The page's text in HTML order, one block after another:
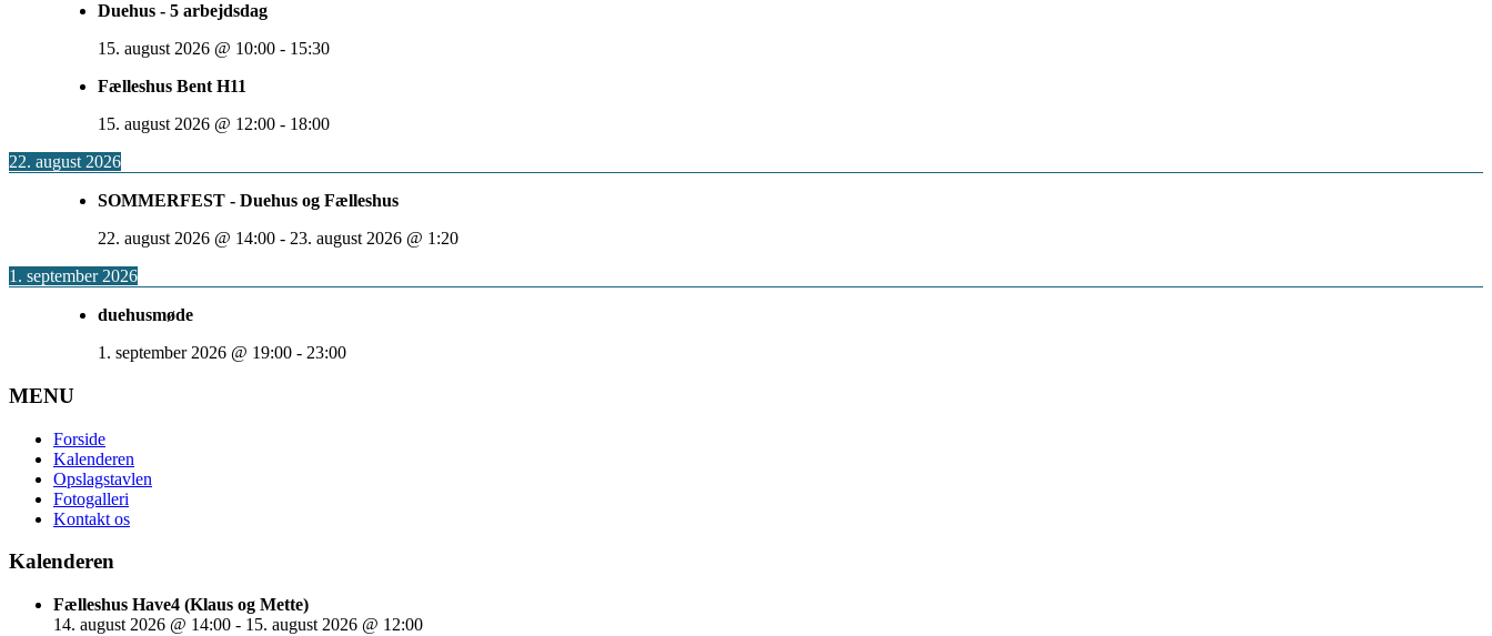
Duehus - 5 arbejdsdag
15. august 2026 @ 10:00 - 15:30
Fælleshus Bent H11
15. august 2026 @ 12:00 - 18:00
22. august 2026
SOMMERFEST - Duehus og Fælleshus
22. august 2026 @ 14:00 - 23. august 2026 @ 1:20
1. september 2026
duehusmøde
1. september 2026 @ 19:00 - 23:00
MENU
Forside
Kalenderen
Opslagstavlen
Fotogalleri
Kontakt os
Kalenderen
Fælleshus Have4 (Klaus og Mette)
14. august 2026 @ 14:00 - 15. august 2026 @ 12:00